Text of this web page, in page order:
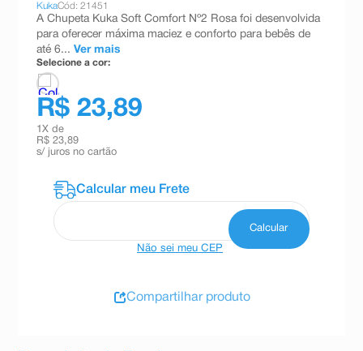
10ºabsorvente
KukaCód: 21451
A Chupeta Kuka Soft Comfort Nº2 Rosa foi desenvolvida
para oferecer máxima maciez e conforto para bebês de
até 6... Ver mais
Selecione a cor:
R$ 23,89
1 X de
R$ 23,89
s/ juros no cartão
Não sei meu CEP
Compartilhar produto